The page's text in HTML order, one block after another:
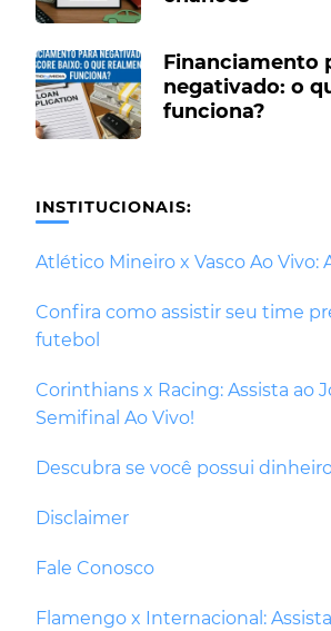
Financiamento
negativado: o
funciona?
INSTITUCIONAIS:
Atlético Mineiro x Vasco Ao Vivo:
Confira como assistir seu time
futebol
Corinthians x Racing: Assista ao
Semifinal Ao Vivo!
Descubra se você possui
Disclaimer
Fale Conosco
Flamengo x Internacional: